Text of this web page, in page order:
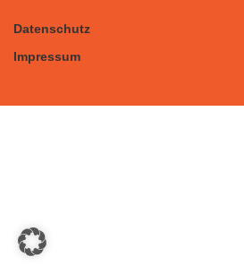
Datenschutz
Impressum